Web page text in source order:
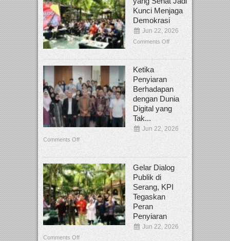
Kunci Menjaga
Demokrasi
Jun 22, 2026
Comments Off
Ketika
Penyiaran
Berhadapan
dengan Dunia
Digital yang
Tak...
Jun 22, 2026
Comments Off
Gelar Dialog
Publik di
Serang, KPI
Tegaskan
Peran
Penyiaran
Jun 22, 2026
Comments Off